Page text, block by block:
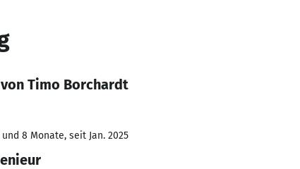
Timo Borchardt
und 8 Monate, seit Jan. 2025